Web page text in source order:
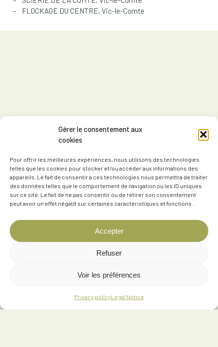
Gérer le consentement aux
cookies
Pour offrir les meilleures expériences, nous utilisons des technologies
telles que les cookies pour stocker et/ou accéder aux informations des
appareils. Le fait de consentir à ces technologies nous permettra de traiter
des données telles que le comportement de navigation ou les ID uniques
sur ce site. Le fait de ne pas consentir ou de retirer son consentement
peut avoir un effet négatif sur certaines caractéristiques et fonctions.
Accepter
Refuser
Voir les préférences
Privacy policyLegal Notice
FLOCKAGE DU CENTRE, Vic-le-Comte